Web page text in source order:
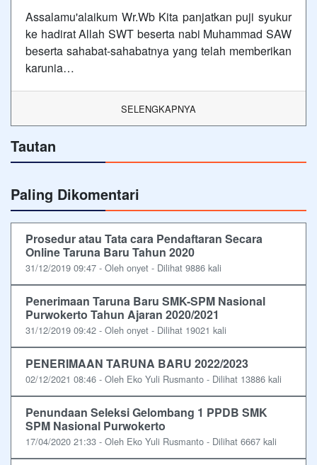
Assalamu'alaikum Wr.Wb Kita panjatkan puji syukur
ke hadirat Allah SWT beserta nabi Muhammad SAW
beserta sahabat-sahabatnya yang telah memberikan
karunia…
SELENGKAPNYA
Tautan
Paling Dikomentari
Prosedur atau Tata cara Pendaftaran Secara
Online Taruna Baru Tahun 2020
31/12/2019 09:47 - Oleh onyet - Dilihat 9886 kali
Penerimaan Taruna Baru SMK-SPM Nasional
Purwokerto Tahun Ajaran 2020/2021
31/12/2019 09:42 - Oleh onyet - Dilihat 19021 kali
PENERIMAAN TARUNA BARU 2022/2023
02/12/2021 08:46 - Oleh Eko Yuli Rusmanto - Dilihat 13886 kali
Penundaan Seleksi Gelombang 1 PPDB SMK
SPM Nasional Purwokerto
17/04/2020 21:33 - Oleh Eko Yuli Rusmanto - Dilihat 6667 kali